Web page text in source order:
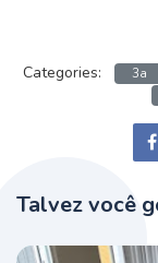
Categories: 3a
Talvez você